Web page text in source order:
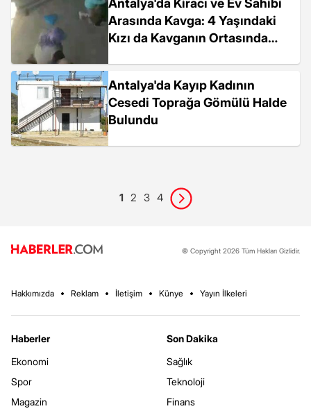
Antalya'da Kiracı ve Ev Sahibi
Arasında Kavga: 4 Yaşındaki
Kızı da Kavganın Ortasında
Antalya'da Kayıp Kadının
Cesedi Toprağa Gömülü Halde
Bulundu
1 2 3 4
© Copyright 2026 Tüm Hakları Gizlidir.
Hakkımızda Reklam İletişim Künye Yayın İlkeleri
Haberler
Ekonomi
Spor
Magazin
Son Dakika
Sağlık
Teknoloji
Finans